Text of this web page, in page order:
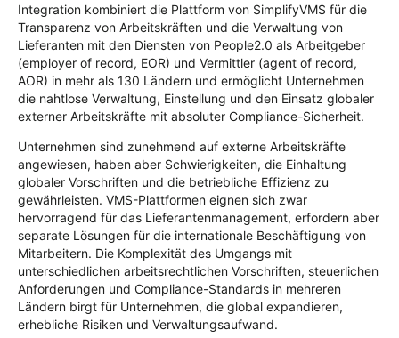
Integration kombiniert die Plattform von SimplifyVMS für die
Transparenz von Arbeitskräften und die Verwaltung von
Lieferanten mit den Diensten von People2.0 als Arbeitgeber
(employer of record, EOR) und Vermittler (agent of record,
AOR) in mehr als 130 Ländern und ermöglicht Unternehmen
die nahtlose Verwaltung, Einstellung und den Einsatz globaler
externer Arbeitskräfte mit absoluter Compliance-Sicherheit.
Unternehmen sind zunehmend auf externe Arbeitskräfte
angewiesen, haben aber Schwierigkeiten, die Einhaltung
globaler Vorschriften und die betriebliche Effizienz zu
gewährleisten. VMS-Plattformen eignen sich zwar
hervorragend für das Lieferantenmanagement, erfordern aber
separate Lösungen für die internationale Beschäftigung von
Mitarbeitern. Die Komplexität des Umgangs mit
unterschiedlichen arbeitsrechtlichen Vorschriften, steuerlichen
Anforderungen und Compliance-Standards in mehreren
Ländern birgt für Unternehmen, die global expandieren,
erhebliche Risiken und Verwaltungsaufwand.